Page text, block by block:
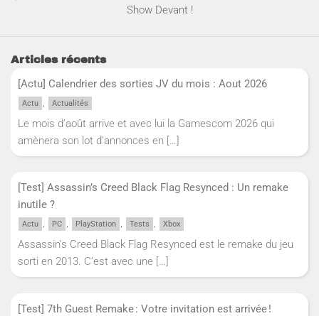
Show Devant !
Articles récents
[Actu] Calendrier des sorties JV du mois : Aout 2026
Actu , Actualités
Le mois d’août arrive et avec lui la Gamescom 2026 qui
amènera son lot d’annonces en […]
[Test] Assassin’s Creed Black Flag Resynced : Un remake
inutile ?
Actu , PC , PlayStation , Tests , Xbox
Assassin’s Creed Black Flag Resynced est le remake du jeu
sorti en 2013. C’est avec une […]
[Test] 7th Guest Remake : Votre invitation est arrivée !